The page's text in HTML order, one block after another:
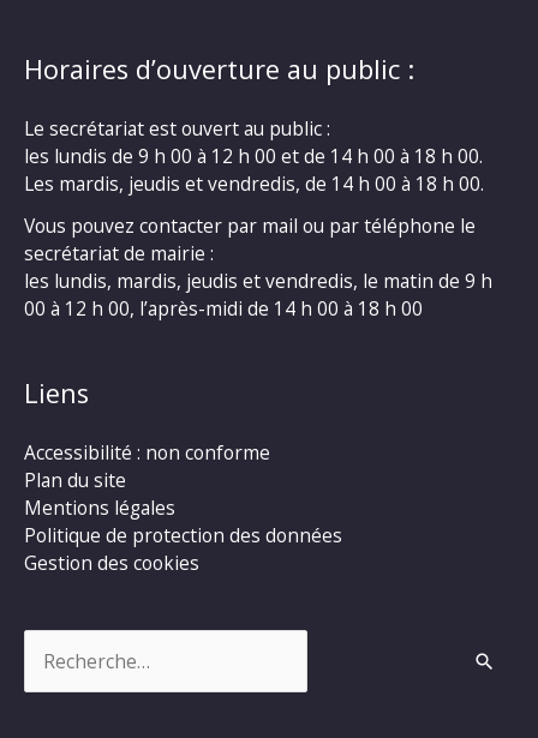
Horaires d’ouverture au public :
Le secrétariat est ouvert au public :
les lundis de 9 h 00 à 12 h 00 et de 14 h 00 à 18 h 00.
Les mardis, jeudis et vendredis, de 14 h 00 à 18 h 00.
Vous pouvez contacter par mail ou par téléphone le
secrétariat de mairie :
les lundis, mardis, jeudis et vendredis, le matin de 9 h
00 à 12 h 00, l’après-midi de 14 h 00 à 18 h 00
Liens
Accessibilité : non conforme
Plan du site
Mentions légales
Politique de protection des données
Gestion des cookies